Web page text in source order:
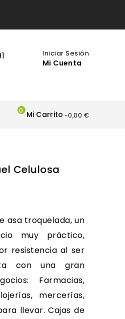
Iniciar Sesión
Mi Cuenta
0 Mi Carrito -0,00 €
Celulosa
asa troquelada, un
muy práctico,
resistencia al ser
con una gran
Farmacias,
mercerías,
llevar. Cajas de